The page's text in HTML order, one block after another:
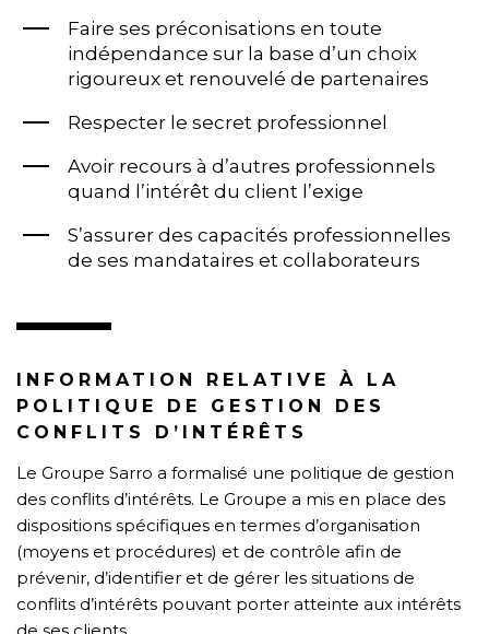
Faire ses préconisations en toute
indépendance sur la base d’un choix
rigoureux et renouvelé de partenaires
Respecter le secret professionnel
Avoir recours à d’autres professionnels
quand l’intérêt du client l’exige
S’assurer des capacités professionnelles
de ses mandataires et collaborateurs
INFORMATION RELATIVE À LA
POLITIQUE DE GESTION DES
CONFLITS D’INTÉRÊTS
Le Groupe Sarro a formalisé une politique de gestion
des conflits d’intérêts. Le Groupe a mis en place des
dispositions spécifiques en termes d’organisation
(moyens et procédures) et de contrôle afin de
prévenir, d’identifier et de gérer les situations de
conflits d’intérêts pouvant porter atteinte aux intérêts